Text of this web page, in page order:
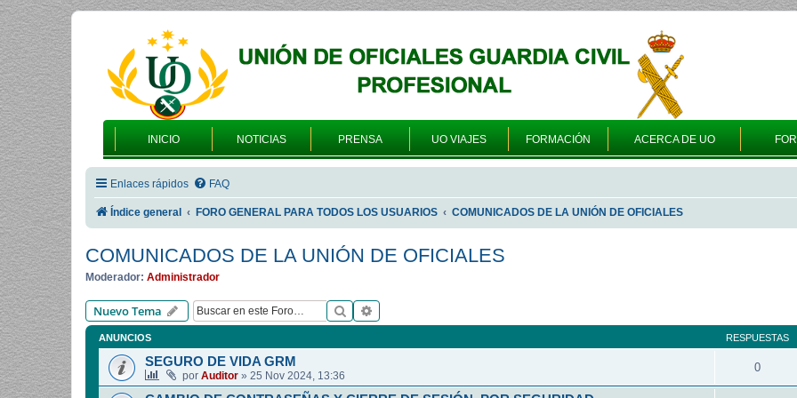
INICIO NOTICIAS PRENSA UO VIAJES FORMACIÓN ACERCA DE UO
Enlaces rápidos FAQ
Índice general FORO GENERAL PARA TODOS LOS USUARIOS COMUNICADOS DE LA UNIÓN DE OFICIALES
COMUNICADOS DE LA UNIÓN DE OFICIALES
Moderador: Administrador
Nuevo Tema Buscar
ANUNCIOS RESPUESTAS
SEGURO DE VIDA GRM
por Auditor » 25 Nov 2024, 13:36
0